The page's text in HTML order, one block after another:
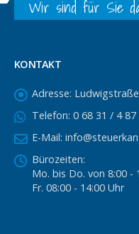
Wir sind für Sie
KONTAKT
Adresse:
Telefon: 0 68 31 / 4 87
E-Mail:
Bürozeiten:
Mo. bis Do. von 8:00 -
Fr. 08:00 - 14:00 Uhr